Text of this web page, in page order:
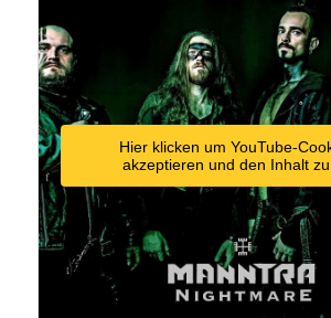
Hier klicken um YouTube-
akzeptieren und den Inhalt